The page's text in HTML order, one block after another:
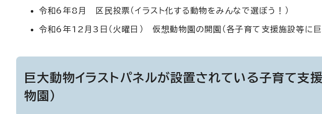
令和6年8月 区民投票（イラスト化する動物をみんなで選ぼう！）
令和6年12月3日（火曜日） 仮想動物園の開園（各子育て支援施設等に巨
巨大動物イラストパネルが設置されている子育て支
物園）